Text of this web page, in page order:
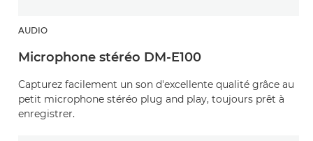
AUDIO
Microphone stéréo DM-E100
Capturez facilement un son d'excellente qualité grâce au
petit microphone stéréo plug and play, toujours prêt à
enregistrer.